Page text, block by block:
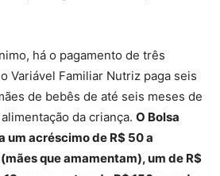
há o pagamento de três
Variável Familiar Nutriz paga seis
de bebês de até seis meses de
da criança. O Bolsa
um acréscimo de R$ 50 a
que amamentam), um de R$